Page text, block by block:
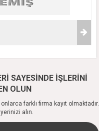
SAYESİNDE İŞLERİNİ
OLUN
farklı firma kayıt olmaktadır.
alın.